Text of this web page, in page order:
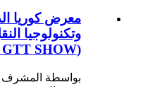
معرض كوريا
(KOAA GTT SHOW)
بواسطة المشرف بتاريخ